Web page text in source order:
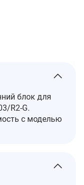
блок для
R2-G.
с моделью